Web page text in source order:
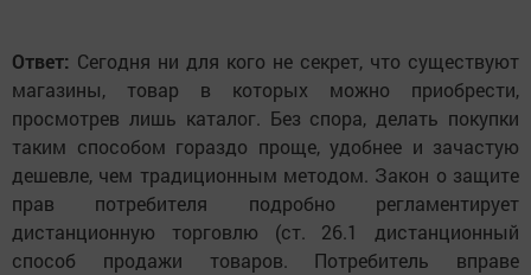
Ответ: Сегодня ни для кого не секрет, что существуют
магазины, товар в которых можно приобрести,
просмотрев лишь каталог. Без спора, делать покупки
таким способом гораздо проще, удобнее и зачастую
дешевле, чем традиционным методом. Закон о защите
прав потребителя подробно регламентирует
дистанционную торговлю (ст. 26.1 дистанционный
способ продажи товаров. Потребитель вправе